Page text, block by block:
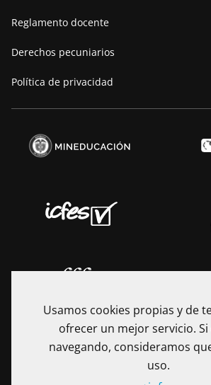
Reglamento docente
Derechos pecuniarios
Política de privacidad
Usamos cookies propias y de
ofrecer un mejor servicio.
navegando, consideramos
uso.